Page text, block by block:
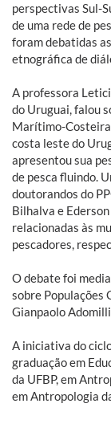
perspectivas Sul-
de uma rede de
foram debatidas
etnográfica de
A professora
do Uruguai, falou
Marítimo-
costa leste do
apresentou sua
de pesca fluindo.
doutorandos do
Bilhalva e
relacionadas às
pescadores,
O debate foi
sobre Populações
Gianpaolo
A iniciativa do
graduação em
da UFBP, em
em Antropologia